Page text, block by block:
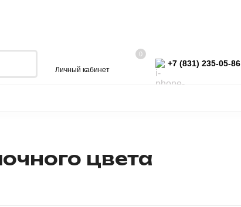
Личный кабинет
0
+7 (831) 235-05-86
цвета